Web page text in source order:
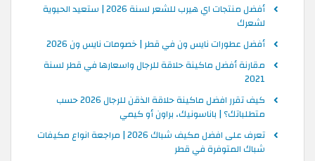
أفضل منتجات اي هيرب للشعر لسنة 2026 | ستعيد الحيوية
لشعرك
أفضل عطورات نايس ون في قطر | خصومات نايس ون 2026
مقارنة أفضل ماكينة حلاقة للرجال واسعارها في قطر لسنة
2021
كيف تقرر افضل ماكينة حلاقة الذقن للرجال 2026 حسب
متطلباتك؟ | باناسونيك، براون أو كيمي
تعرف على افضل مكيف شباك 2026 | مراجعة انواع مكيفات
شباك المتوفرة في قطر